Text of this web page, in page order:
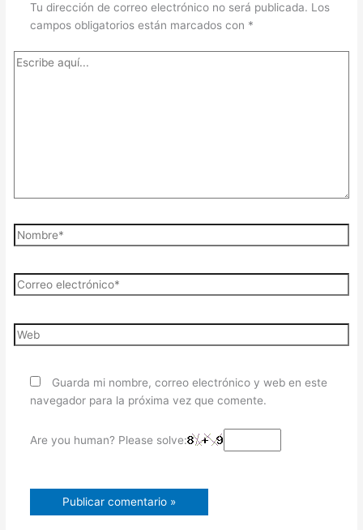
Tu dirección de correo electrónico no será publicada. Los
campos obligatorios están marcados con *
Guarda mi nombre, correo electrónico y web en este
navegador para la próxima vez que comente.
Are you human? Please solve: